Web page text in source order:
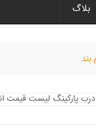
بلاگ
بند